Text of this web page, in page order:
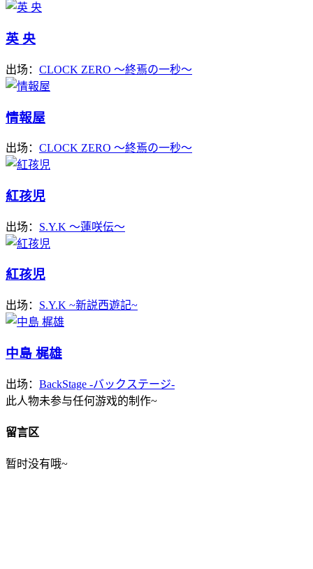
英 央
出场： CLOCK ZERO 〜終焉の一秒〜
情報屋
出场： CLOCK ZERO 〜終焉の一秒〜
紅孩児
出场： S.Y.K ～蓮咲伝～
紅孩児
出场： S.Y.K ~新説西遊記~
中島 梶雄
出场： BackStage -バックステージ-
此人物未参与任何游戏的制作~
留言区
暂时没有哦~